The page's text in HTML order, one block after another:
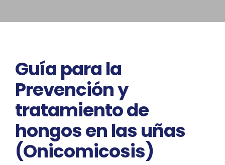
Guía para la
Prevención y
tratamiento de
hongos en las uñas
(Onicomicosis)